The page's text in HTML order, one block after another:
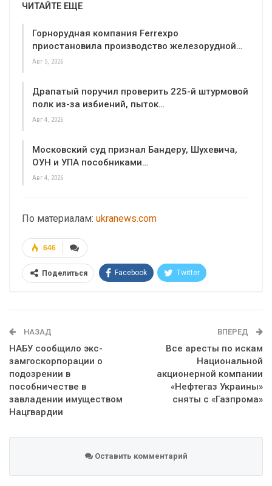
ЧИТАЙТЕ ЕЩЕ
Горнорудная компания Ferrexpo
приостановила производство железорудной…
Авг 5, 2026
Драпатый поручил проверить 225-й штурмовой
полк из-за избиений, пыток…
Авг 4, 2026
Московский суд признал Бандеру, Шухевича,
ОУН и УПА пособниками…
Авг 4, 2026
По материалам: ukranews.com
646
Поделиться Facebook Twitter
НАЗАД
НАБУ сообщило экс-
замгоскорпорации о
подозрении в
пособничестве в
завладении имуществом
Нацгвардии
ВПЕРЕД
Все аресты по искам
Национальной
акционерной компании
«Нефтегаз Украины»
сняты с «Газпрома»
Оставить комментарий